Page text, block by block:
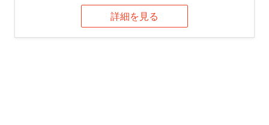
詳細を見る